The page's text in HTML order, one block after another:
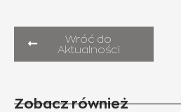
Wróć do
Aktualności
Zobacz również